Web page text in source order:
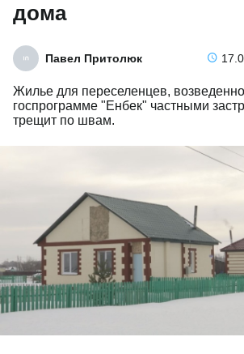
дома
Павел Притолюк
Жилье для переселенцев,
госпрограмме "Енбек" частными
трещит по швам.